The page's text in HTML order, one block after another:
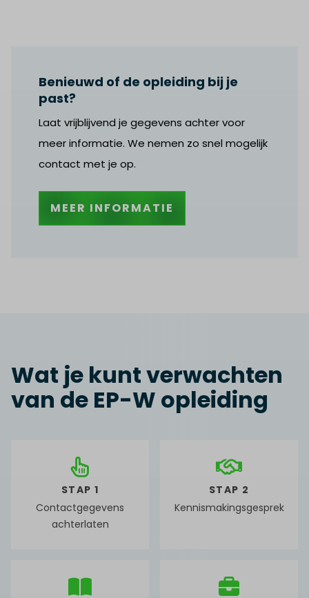
Benieuwd of de opleiding bij je
past?
Laat vrijblijvend je gegevens achter voor
meer informatie. We nemen zo snel mogelijk
contact met je op.
MEER INFORMATIE
Wat je kunt verwachten
van de EP-W opleiding
STAP 1
Contactgegevens
achterlaten
STAP 2
Kennismakingsgesprek